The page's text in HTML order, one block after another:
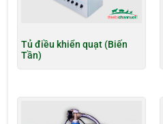
Tủ điều khiển quạt (Biến
Tần)